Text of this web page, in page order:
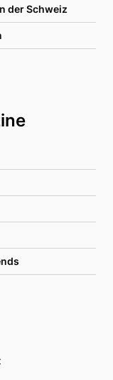
der Schweiz